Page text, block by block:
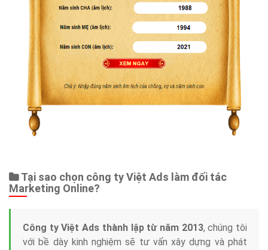
Tại sao chọn công ty Việt Ads làm đối tác
Marketing Online?
Công ty Việt Ads thành lập từ năm 2013, chúng tôi
với bề dày kinh nghiệm sẽ tư vấn xây dựng và phát